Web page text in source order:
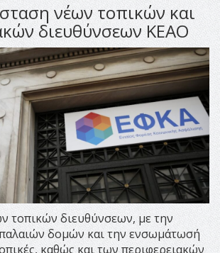
νέων τοπικών και
διευθύνσεων ΚΕΑΟ
τοπικών διευθύνσεων, με την
δομών και την ενσωμάτωσή
καθώς και των περιφερειακών